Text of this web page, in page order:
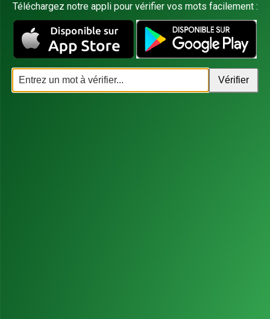
Téléchargez notre appli pour vérifier vos mots facilement :